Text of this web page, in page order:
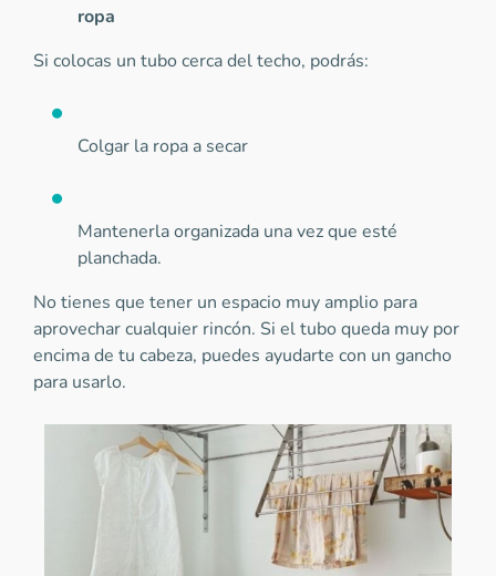
ropa
Si colocas un tubo cerca del techo, podrás:
Colgar la ropa a secar
Mantenerla organizada una vez que esté
planchada.
No tienes que tener un espacio muy amplio para
aprovechar cualquier rincón. Si el tubo queda muy por
encima de tu cabeza, puedes ayudarte con un gancho
para usarlo.